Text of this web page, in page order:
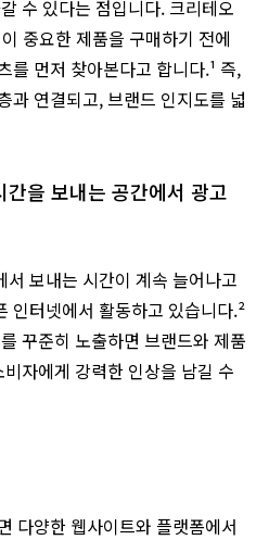
수 있다는 점입니다. 크리테오
중요한 제품을 구매하기 전에
를 먼저 찾아본다고 합니다.¹ 즉,
과 연결되고, 브랜드 인지도를 넓
을 보내는 공간에서 광고
보내는 시간이 계속 늘어나고
인터넷에서 활동하고 있습니다.²
꾸준히 노출하면 브랜드와 제품
자에게 강력한 인상을 남길 수
다양한 웹사이트와 플랫폼에서